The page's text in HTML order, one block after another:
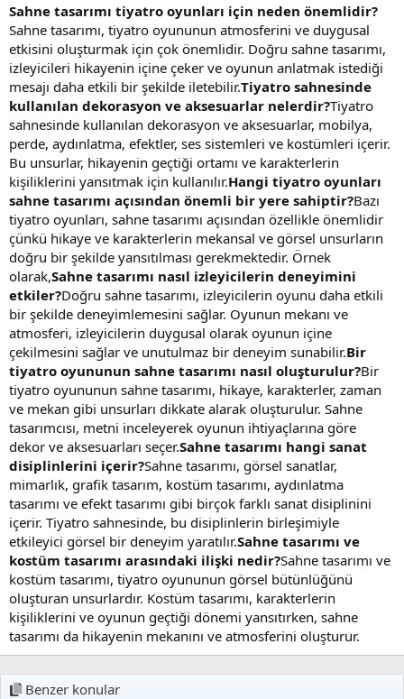
Sahne tasarımı tiyatro oyunları için neden önemlidir?
Sahne tasarımı, tiyatro oyununun atmosferini ve duygusal
etkisini oluşturmak için çok önemlidir. Doğru sahne tasarımı,
izleyicileri hikayenin içine çeker ve oyunun anlatmak istediği
mesajı daha etkili bir şekilde iletebilir.Tiyatro sahnesinde
kullanılan dekorasyon ve aksesuarlar nelerdir?Tiyatro
sahnesinde kullanılan dekorasyon ve aksesuarlar, mobilya,
perde, aydınlatma, efektler, ses sistemleri ve kostümleri içerir.
Bu unsurlar, hikayenin geçtiği ortamı ve karakterlerin
kişiliklerini yansıtmak için kullanılır.Hangi tiyatro oyunları
sahne tasarımı açısından önemli bir yere sahiptir?Bazı
tiyatro oyunları, sahne tasarımı açısından özellikle önemlidir
çünkü hikaye ve karakterlerin mekansal ve görsel unsurların
doğru bir şekilde yansıtılması gerekmektedir. Örnek
olarak,Sahne tasarımı nasıl izleyicilerin deneyimini
etkiler?Doğru sahne tasarımı, izleyicilerin oyunu daha etkili
bir şekilde deneyimlemesini sağlar. Oyunun mekanı ve
atmosferi, izleyicilerin duygusal olarak oyunun içine
çekilmesini sağlar ve unutulmaz bir deneyim sunabilir.Bir
tiyatro oyununun sahne tasarımı nasıl oluşturulur?Bir
tiyatro oyununun sahne tasarımı, hikaye, karakterler, zaman
ve mekan gibi unsurları dikkate alarak oluşturulur. Sahne
tasarımcısı, metni inceleyerek oyunun ihtiyaçlarına göre
dekor ve aksesuarları seçer.Sahne tasarımı hangi sanat
disiplinlerini içerir?Sahne tasarımı, görsel sanatlar,
mimarlık, grafik tasarım, kostüm tasarımı, aydınlatma
tasarımı ve efekt tasarımı gibi birçok farklı sanat disiplinini
içerir. Tiyatro sahnesinde, bu disiplinlerin birleşimiyle
etkileyici görsel bir deneyim yaratılır.Sahne tasarımı ve
kostüm tasarımı arasındaki ilişki nedir?Sahne tasarımı ve
kostüm tasarımı, tiyatro oyununun görsel bütünlüğünü
oluşturan unsurlardır. Kostüm tasarımı, karakterlerin
kişiliklerini ve oyunun geçtiği dönemi yansıtırken, sahne
tasarımı da hikayenin mekanını ve atmosferini oluşturur.
Benzer konular